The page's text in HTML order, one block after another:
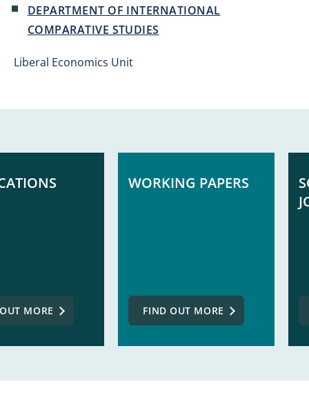
DEPARTMENT OF INTERNATIONAL
COMPARATIVE STUDIES
Liberal Economics Unit
MORE
WORKING PAPERS
FIND OUT MORE